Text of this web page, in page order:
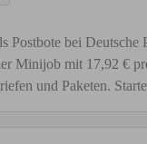
Postbote bei Deutsche
Minijob mit 17,92 €
und Paketen.